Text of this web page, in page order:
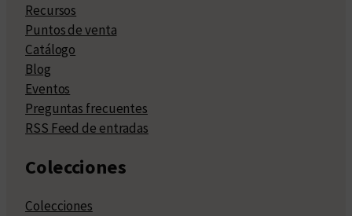
Recursos
Puntos de venta
Catálogo
Blog
Eventos
Preguntas frecuentes
RSS Feed de entradas
Colecciones
Colecciones